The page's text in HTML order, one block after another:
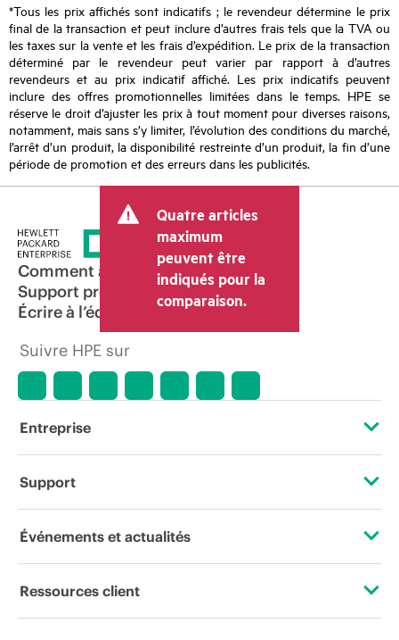
*Tous les prix affichés sont indicatifs ; le revendeur détermine le prix
final de la transaction et peut inclure d’autres frais tels que la TVA ou
les taxes sur la vente et les frais d’expédition. Le prix de la transaction
déterminé par le revendeur peut varier par rapport à d’autres
revendeurs et au prix indicatif affiché. Les prix indicatifs peuvent
inclure des offres promotionnelles limitées dans le temps. HPE se
réserve le droit d’ajuster les prix à tout moment pour diverses raisons,
notamment, mais sans s’y limiter, l’évolution des conditions du marché,
l’arrêt d’un produit, la disponibilité restreinte d’un produit, la fin d’une
période de promotion et des erreurs dans les publicités.
Quatre articles
maximum
peuvent être
indiqués pour la
comparaison.
Comment acheter
Support produit
Écrire à l’équipe commerciale
Suivre HPE sur
Entreprise
À propos de HPE
Responsabilité d’entreprise
Support
Services d’assistance opérationnelle (OSS)
Événements et actualités
Événements
Ressources client